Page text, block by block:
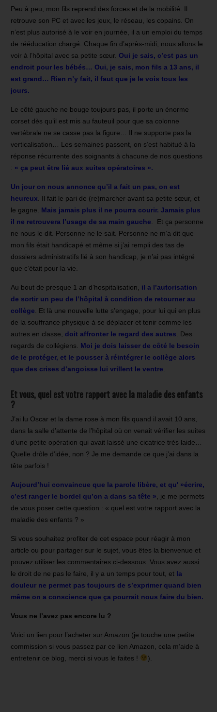
Peu à peu, mon fils reprend des forces et de la mobilité. Il
retrouve son PC et avec les jeux, le réseau, les copains. On
n’est plus autorisé à le voir en journée, il a un emploi du temps
de rééducation chargé. Chaque fin d’après-midi, nous allons le
voir à l’hôpital avec sa petite sœur. Oui je sais, c’est pas un
endroit pour les bébés… Oui, je sais, mon fils a 13 ans, il
est grand… Rien n’y fait, il faut que je le vois tous les
jours.
Le côté gauche ne bouge toujours pas, il porte un énorme
corset dès qu’il est mis au fauteuil pour que sa colonne
vertébrale ne se casse pas la figure… Il ne supporte pas la
verticalisation… Les semaines passent, on s’est habitué à la
réponse récurrente des soignants à chacune de nos questions
: « ça peut être lié aux suites opératoires ».
Un jour on nous annonce qu’il a fait un pas, on est
heureux . Il fait le pari de (re)marcher avant sa petite sœur, et
le gagne. Mais jamais plus il ne pourra courir. Jamais plus
il ne retrouvera l’usage de sa main gauche . Et ça personne
ne nous le dit. Personne ne le sait. Personne ne m’a dit que
mon fils était handicapé et même si j’ai rempli des tas de
dossiers administratifs lié à son handicap, je n’ai pas intégré
que c’était pour la vie.
Au bout de presque 1 an d’hospitalisation, il a l’autorisation
de sortir un peu de l’hôpital à condition de retourner au
collège . Et là une nouvelle lutte s’engage, pour lui qui en plus
de la souffrance physique à se déplacer et tenir comme les
autres en classe, doit affronter le regard des autres
Des
regards de collégiens
Moi je dois laisser de côté le besoin
de le protéger, et le pousser à réintégrer le collège alors
que des crises d’angoisse lui vrillent le ventre
Et vous, quel est votre rapport avec la maladie des enfants
?
J’ai lu Oscar et la dame rose à mon fils quand il avait 10 ans,
dans la salle d’attente de l’hôpital où on venait vérifier les suites
d’une petite opération qui avait laissé une cicatrice très laide…
Quelle drôle d’idée, non ? Je me demande ce que j’ai dans la
tête parfois !
Aujourd’hui convaincue que la parole libère, et qu' »écrire,
c’est ranger le bordel qu’on a dans sa tête » , je me permets
de vous poser cette question : « quel est votre rapport avec la
maladie des enfants ? »
Si vous souhaitez profiter de cet espace pour réagir à mon
article ou pour partager sur le sujet, vous êtes la bienvenue et
pouvez utiliser les commentaires ci-dessous. Vous avez aussi
le droit de ne pas le faire, il y a un temps pour tout, et la
douleur ne permet pas toujours de s’exprimer quand bien
même on a conscience que ça pourrait nous faire du bien.
Vous ne l’avez pas encore lu ?
Voici un lien pour l’acheter sur Amazon (je touche une petite
commission si vous passez par ce lien Amazon, cela m’aide à
entretenir ce blog, merci si vous le faites !
).